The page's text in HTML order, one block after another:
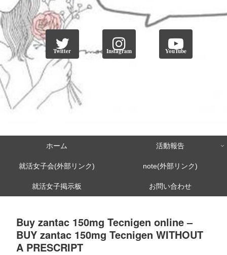
Twitter Instagram YouTube
ホーム 活動報告
就活女子会(外部リンク) note(外部リンク)
就活女子掲示板 お問い合わせ
Buy zantac 150mg Tecnigen online –
BUY zantac 150mg Tecnigen WITHOUT
A PRESCRIPT